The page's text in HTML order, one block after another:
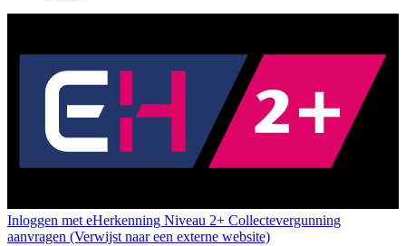
Inloggen met eHerkenning Niveau 2+ Collectevergunning
aanvragen (Verwijst naar een externe website)